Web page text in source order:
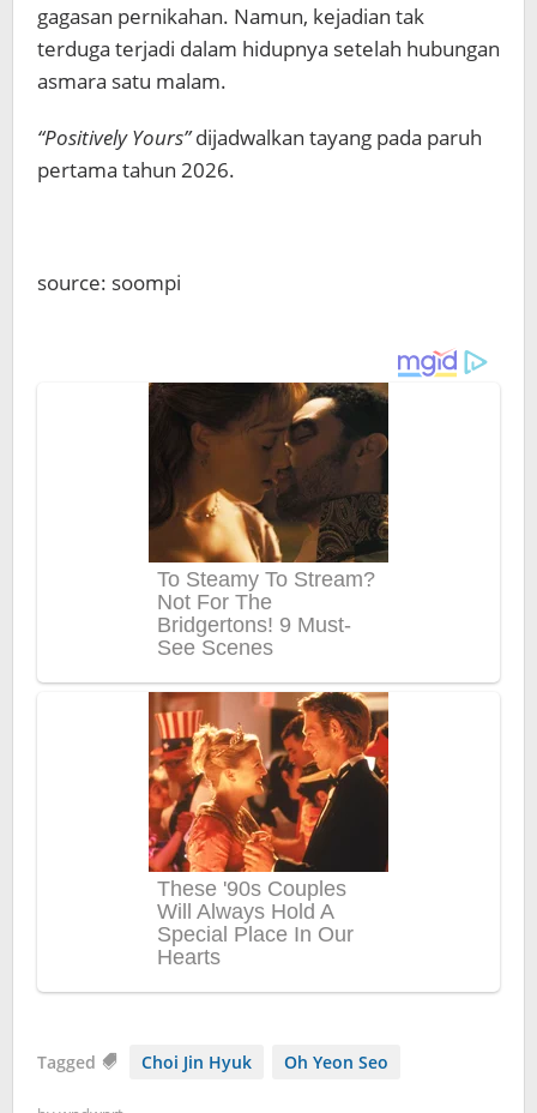
gagasan pernikahan. Namun, kejadian tak
terduga terjadi dalam hidupnya setelah hubungan
asmara satu malam.
“Positively Yours”dijadwalkan tayang pada paruh
pertama tahun 2026.
source: soompi
Tagged Choi Jin Hyuk Oh Yeon Seo